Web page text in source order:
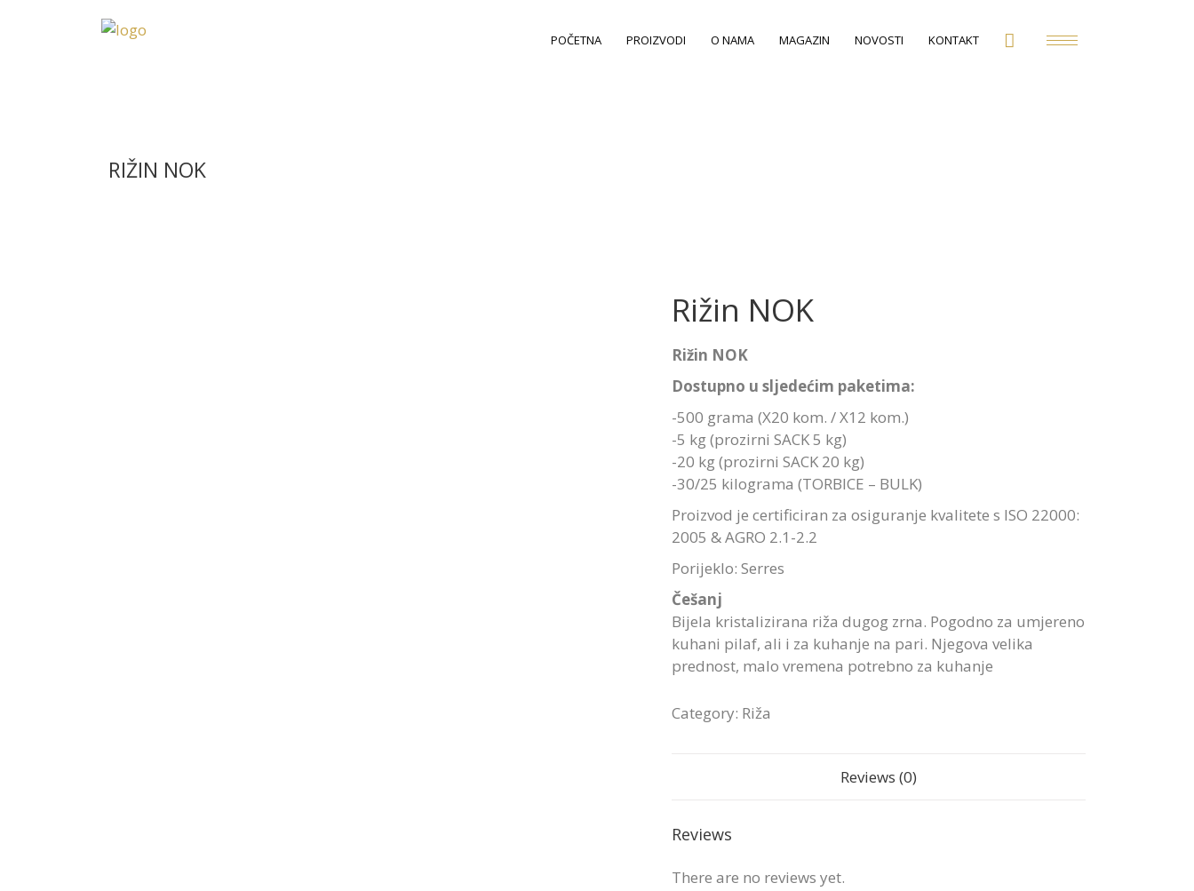
POČETNA PROIZVODI O NAMA MAGAZIN NOVOSTI KONTAKT
RIŽIN NOK
Rižin NOK
Rižin NOK
Dostupno u sljedećim paketima:
-500 grama (X20 kom. / X12 kom.)
-5 kg (prozirni SACK 5 kg)
-20 kg (prozirni SACK 20 kg)
-30/25 kilograma (TORBICE – BULK)
Proizvod je certificiran za osiguranje kvalitete s ISO 22000:
2005 & AGRO 2.1-2.2
Porijeklo: Serres
Češanj
Bijela kristalizirana riža dugog zrna. Pogodno za umjereno
kuhani pilaf, ali i za kuhanje na pari. Njegova velika
prednost, malo vremena potrebno za kuhanje
Category: Riža
Reviews (0)
Reviews
There are no reviews yet.